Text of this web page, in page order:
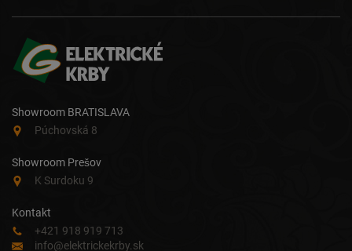
Showroom BRATISLAVA
Púchovská 8
Showroom Prešov
K Surdoku 9
Kontakt
+421 918 919 713
info@elektrickekrby.sk